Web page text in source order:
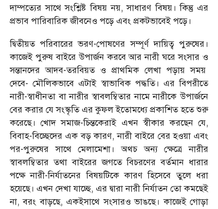
দাম্পত্যের সাথে সংশ্লিষ্ট বিষয় নয়, সাধারণ বিষয়। কিন্তু এর
প্রভাব পারিবারিক জীবনেও পড়ে এবং প্রকটভাবেই পড়ে।
দ্বিতীয়ত পরিবারের ভরণ-পোষণের সম্পূর্ণ দায়িত্ব পুরুষের।
কাজেই পুরুষ বাইরে উপার্জন করবে আর নারী ঘরে সংসার ও
সন্তানদের আদব-তরবিয়ত ও প্রাথমিক লেখা পড়ায় সময়
দেবে- মৌলিকভাবে এটাই স্বাভাবিক পদ্ধতি। এর বিপরীতে
নারী-স্বাধীনতা বা নারীর স্বাবলম্বিতার নামে নারীকে উপার্জনে
বের করার যে সংস্কৃতি এর কুফল ইতোমধ্যে প্রকাশিত হতে শুরু
করেছে। খোদ সমাজ-চিন্তকেরাই এখন স্বীকার করছেন যে,
বিবাহ-বিচ্ছেদের এক বড় কারণ, নারী বাইরে বের হওয়া এবং
পর-পুরুষের সাথে মেলামেশা। অথচ অন্য ক্ষেত্রে নারীর
স্বাবলম্বিতার তথা বাইরের জগতে বিচরণের বর্তমান ধারার
পক্ষে নারী-নির্যাতনের বিষয়টিকে কারণ হিসেবে তুলে ধরা
হয়েছে। এখন দেখা যাচ্ছে, এর দ্বারা নারী নির্যাতন তো কমছেই
না, বরং বাড়ছে, একইসাথে সংসারও ভাঙছে। কাজেই গোড়া